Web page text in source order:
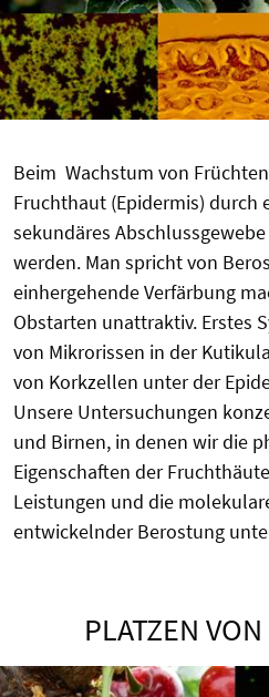
Beim Wachstum von
Fruchthaut (Epidermis) durch
sekundäres
werden. Man spricht von
einhergehende Verfärbung
Obstarten unattraktiv. Erstes
von Mikrorissen in der
von Korkzellen unter der
Unsere Untersuchungen
und Birnen, in denen wir die
Eigenschaften der
Leistungen und die
entwickelnder Berostung
PLATZEN